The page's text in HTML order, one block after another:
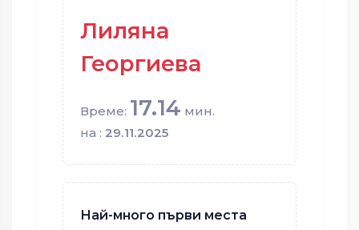
Лиляна
Георгиева
Време: 17.14 мин.
на : 29.11.2025
Най-много първи места